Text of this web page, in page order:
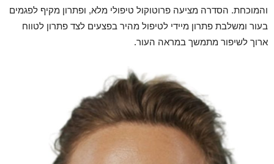
והמוכחת. הסדרה מציעה פרוטוקול טיפולי מלא, ופתרון מקיף לפגמים
בעור ומשלבת פתרון מיידי לטיפול מהיר בפצעים לצד פתרון לטווח
ארוך לשיפור מתמשך במראה העור.